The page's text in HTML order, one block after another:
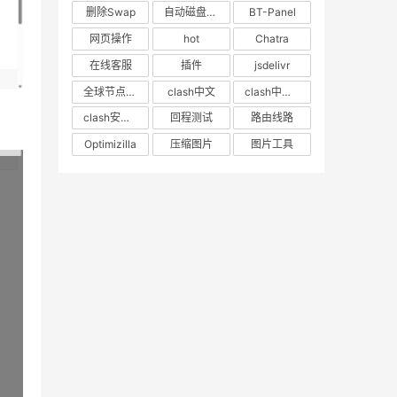
删除Swap 自动磁盘挂载
BT-Panel
网页操作
hot
Chatra
在线客服
插件
jsdelivr
全球节点CDN
clash中文
clash中文教程
clash安卓教程
回程测试
路由线路
Optimizilla
压缩图片 图片工具